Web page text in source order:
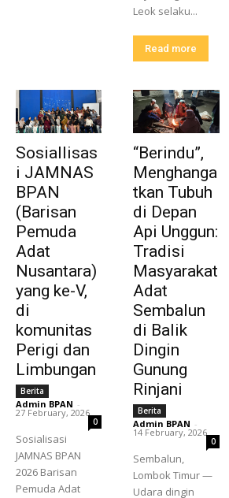
Leok selaku...
Read more
Sosiallisas
i JAMNAS
BPAN
(Barisan
Pemuda
Adat
Nusantara)
yang ke-V,
di
komunitas
Perigi dan
Limbungan
Berita
Admin BPAN -
27 February, 2026
0
Sosialisasi
JAMNAS BPAN
2026 Barisan
Pemuda Adat
“Berindu”,
Menghanga
tkan Tubuh
di Depan
Api Unggun:
Tradisi
Masyarakat
Adat
Sembalun
di Balik
Dingin
Gunung
Rinjani
Berita
Admin BPAN -
14 February, 2026
0
Sembalun,
Lombok Timur —
Udara dingin